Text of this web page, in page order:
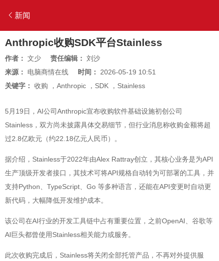
新闻
Anthropic收购SDK平台Stainless
作者： 文少 责任编辑： 刘沙
来源： 电脑商情在线 时间： 2026-05-19 10:51
关键字： 收购 ， Anthropic ， SDK ， Stainless
5月19日，AI公司Anthropic宣布收购软件基础设施初创公司
Stainless，双方尚未披露具体交易细节，但行业消息称收购金额将超
过2.8亿欧元（约22.18亿元人民币）。
据介绍，Stainless于2022年由Alex Rattray创立，其核心业务是为API
生产顶级开发者接口，其技术可将API规格自动转为可部署的工具，并
支持Python、TypeScript、Go 等多种语言，还能在API变更时自动更
新代码，大幅降低开发维护成本。
该公司在AI行业的开发工具链中占有重要位置，之前OpenAI、谷歌等
AI巨头都曾使用Stainless相关能力或服务。
此次收购完成后，Stainless将关闭全部托管产品，不再对外提供服